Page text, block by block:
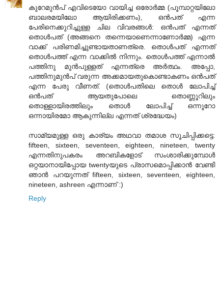
കുറേമുൻപ്‌ എവിടെയോ വായിച്ച ഒരോർമ്മ (പൂമ്പാറ്റയിലോ
ബാലരമയിലോ ആയിരിക്കണം), ഒൻപത്‌ എന്ന
പേരിനെക്കുറിച്ചുള്ള ചില വിവരങ്ങൾ: ഒൻപത്‌ എന്നത്‌
തൊൾപത്‌ (അങ്ങനെ തന്നെയാണെന്നാണോർമ്മ) എന്ന
വാക്ക്‌ പരിണമിച്ചുണ്ടായതാണത്രെ. തൊൾപത്‌ എന്നത്‌
തൊൾപത്ത്‌ എന്ന വാക്കിൽ നിന്നും. തൊൾപത്ത്‌ എന്നാൽ
പത്തിനു മുൻപുള്ളത്‌ എന്നത്രെ അർത്ഥം. അപ്പോ,
പത്തിനുമുൻപ്‌ വരുന്ന അക്കമായതുകൊണ്ടാകണം ഒൻപത്‌
എന്ന പേരു വീണത്‌. (തൊൾപതിലെ തൊൾ ലോപിച്ച്‌
ഒൻപത്‌ ആയതുപോലെ തൊണ്ണൂറിലും
തൊള്ളായിരത്തിലും തൊൾ ലോപിച്ച്‌ ഒന്നൂറോ
ഒന്നായിരമോ ആകുന്നില്ല എന്നത്‌ ശ്രദ്ധേയം)
സാമ്യമുള്ള ഒരു കാര്യം അഥവാ തമാശ സൂചിപ്പിക്കട്ടെ:
fifteen, sixteen, seventeen, eighteen, nineteen, twenty
എന്നതിനുപകരം അറബികളോട്‌ സംശാരിക്കുമ്പോൾ
ഒറ്റയാനായിപ്പോയ twentyയുടെ പ്രാസമൊപ്പിക്കാൻ വേണ്ടി
ഞാൻ പറയുന്നത്‌ fifteen, sixteen, seventeen, eighteen,
nineteen, ashreen എന്നാണ്‌ :)
Reply